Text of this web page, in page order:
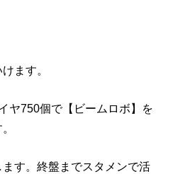
ます。
ヤ750個で【ビームロボ】を
す。終盤までスタメンで活